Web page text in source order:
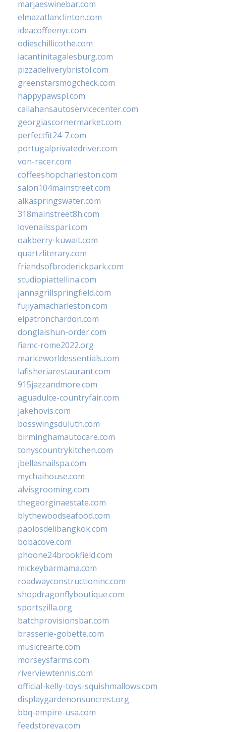
marjaeswinebar.com
elmazatlanclinton.com
ideacoffeenyc.com
odieschillicothe.com
lacantinitagalesburg.com
pizzadeliverybristol.com
greenstarsmogcheck.com
happypawspl.com
callahansautoservicecenter.com
georgiascornermarket.com
perfectfit24-7.com
portugalprivatedriver.com
von-racer.com
coffeeshopcharleston.com
salon104mainstreet.com
alkaspringswater.com
318mainstreet8h.com
lovenailsspari.com
oakberry-kuwait.com
quartzliterary.com
friendsofbroderickpark.com
studiopiattellina.com
jannagrillspringfield.com
fujiyamacharleston.com
elpatronchardon.com
donglaishun-order.com
fiamc-rome2022.org
mariceworldessentials.com
lafisheriarestaurant.com
915jazzandmore.com
aguadulce-countryfair.com
jakehovis.com
bosswingsduluth.com
birminghamautocare.com
tonyscountrykitchen.com
jbellasnailspa.com
mychaihouse.com
alvisgrooming.com
thegeorginaestate.com
blythewoodseafood.com
paolosdelibangkok.com
bobacove.com
phoone24brookfield.com
mickeybarmama.com
roadwayconstructioninc.com
shopdragonflyboutique.com
sportszilla.org
batchprovisionsbar.com
brasserie-gobette.com
musicrearte.com
morseysfarms.com
riverviewtennis.com
official-kelly-toys-squishmallows.com
displaygardenonsuncrest.org
bbq-empire-usa.com
feedstoreva.com